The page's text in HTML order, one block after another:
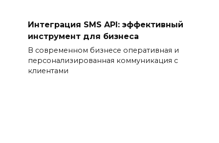
Интеграция SMS API: эффективный
инструмент для бизнеса
В современном бизнесе оперативная и
персонализированная коммуникация с
клиентами